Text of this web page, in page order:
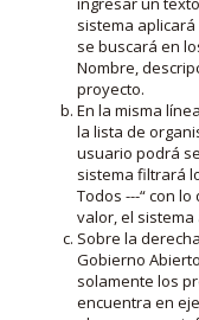
sistema
se buscará en
Nombre,
proyecto.
En la misma
la lista de
usuario podrá
sistema filtrará
Todos ---“ con
valor, el
Sobre la
Gobierno
solamente los
encuentra en